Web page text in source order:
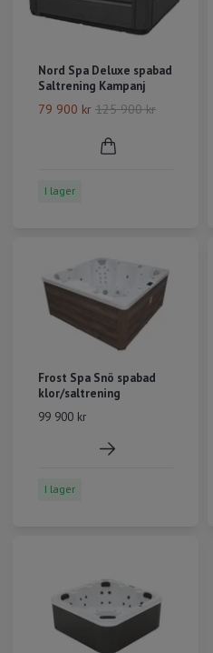
Nord Spa Deluxe spabad
Saltrening Kampanj
79 900 kr 125 900 kr
I lager
Frost Spa Snö spabad
klor/saltrening
99 900 kr
I lager